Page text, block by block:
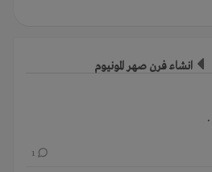
انشاء فرن صهر المونيوم
1